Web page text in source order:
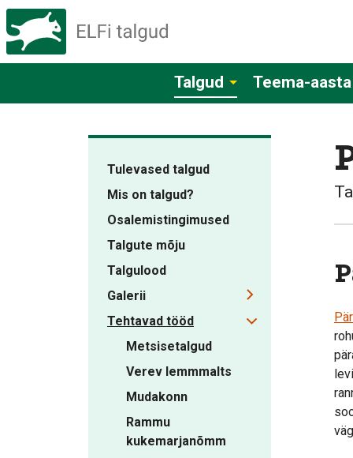
Talgud Teema-aasta
Tulevased talgud
Mis on talgud?
Osalemistingimused
Talgute mõju
Talgulood
Galerii
Tehtavad tööd
Metsisetalgud
Verev lemmmalts
Mudakonn
Rammu
kukemarjanõmm